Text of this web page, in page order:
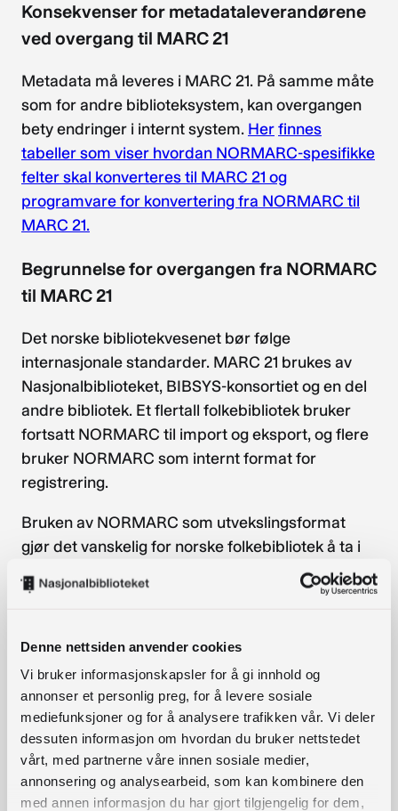
Denne nettsiden anvender cookies
Vi bruker informasjonskapsler for å gi innhold og
annonser et personlig preg, for å levere sosiale
mediefunksjoner og for å analysere trafikken vår. Vi deler
dessuten informasjon om hvordan du bruker nettstedet
vårt, med partnerne våre innen sosiale medier,
annonsering og analysearbeid, som kan kombinere den
med annen informasjon du har gjort tilgjengelig for dem,
Konsekvenser for metadataleverandørene
ved overgang til MARC 21
Metadata må leveres i MARC 21. På samme måte
som for andre biblioteksystem, kan overgangen
bety endringer i internt system. Herfinnes
tabeller som viser hvordan NORMARC-spesifikke
felter skal konverteres til MARC 21 og
programvare for konvertering fra NORMARC til
MARC 21.
Begrunnelse for overgangen fra NORMARC
til MARC 21
Det norske bibliotekvesenet bør følge
internasjonale standarder. MARC 21 brukes av
Nasjonalbiblioteket, BIBSYS-konsortiet og en del
andre bibliotek. Et flertall folkebibliotek bruker
fortsatt NORMARC til import og eksport, og flere
bruker NORMARC som internt format for
registrering.
Bruken av NORMARC som utvekslingsformat
gjør det vanskelig for norske folkebibliotek å ta i
bruk utenlandske biblioteksystem hvis de ønsker
det. Det krever lokal tilpasning for å bruke
forvansker bruken av system.
Bruk av MARC 21, som er en de facto standard på
det bibliografiske området, vil gjøre det enkelt å
kopiere bibliografiske poster fra utenlandske
bibliotek. Det åpner også for å ta i bruk
eksisterende verktøy for håndtering av
bibliografiske data i MARC 21. Å samles rundt ett